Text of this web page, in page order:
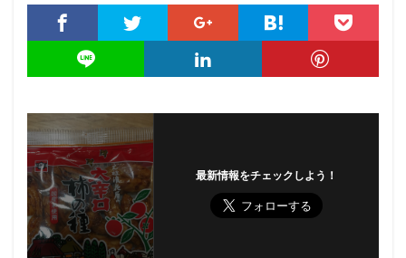
最新情報をチェックしよう！